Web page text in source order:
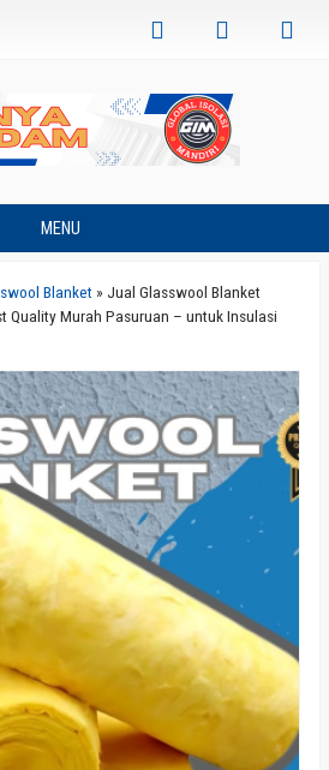
MENU
Blanket » Jual Glasswool Blanket
Quality Murah Pasuruan – untuk Insulasi